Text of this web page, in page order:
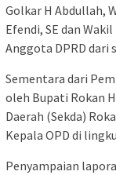
Golkar H Abdullah,
Efendi, SE dan
Anggota DPRD dari
Sementara dari
oleh Bupati Rokan
Daerah (Sekda)
Kepala OPD di
Penyampaian